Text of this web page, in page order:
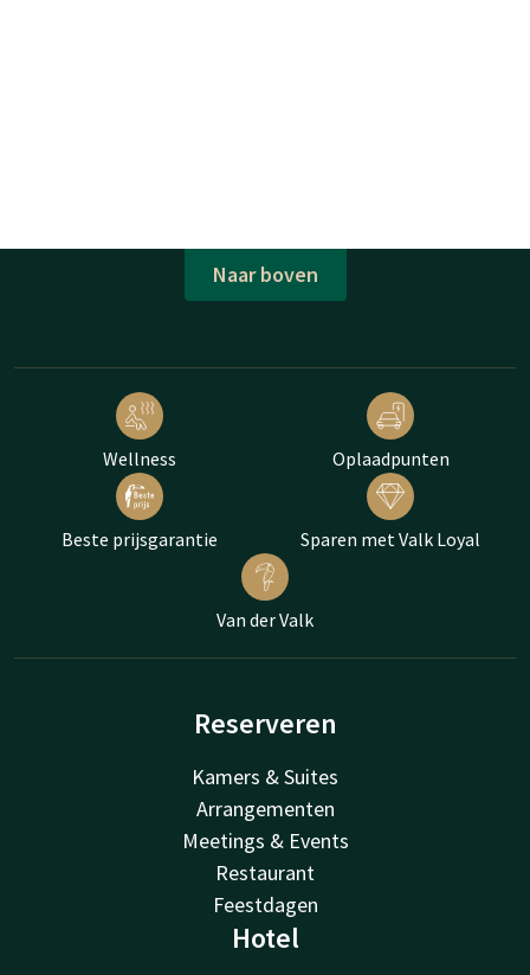
Naar boven
Wellness Oplaadpunten
Beste prijsgarantie Sparen met Valk Loyal
Van der Valk
Reserveren
Kamers & Suites
Arrangementen
Meetings & Events
Restaurant
Feestdagen
Hotel